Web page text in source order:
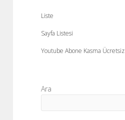
Liste
Sayfa Listesi
Youtube Abone Kasma Ücretsiz
Yan
Menü
Ara